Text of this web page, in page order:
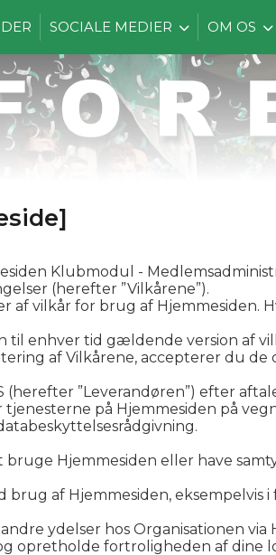
SOCIALE MEDIER OM OS
Klubmodul -
(herefter ”Vilkårene”).
af vilkår for brug af Hjemmesiden.
til enhver tid gældende version af
af Vilkårene, accepterer du de
(herefter ”Leverandøren”) efter
tjenesterne på Hjemmesiden på
bruge Hjemmesiden eller have
af Hjemmesiden, eksempelvis
ydelser hos Organisationen
opretholde fortroligheden af dine